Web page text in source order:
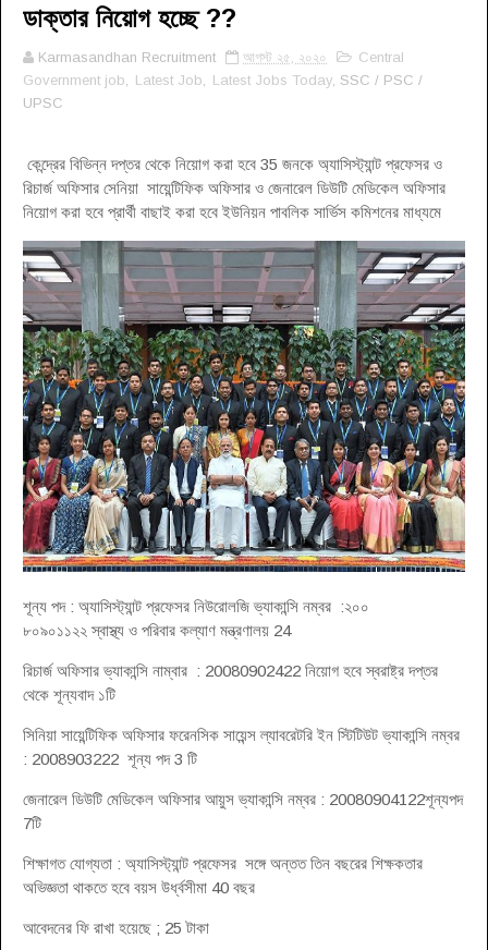
ডাক্তার নিয়োগ হচ্ছে ??
Karmasandhan Recruitment আগস্ট ২৫, ২০২০
Central
Government job
Latest Job Latest Jobs Today , SSC / PSC /
UPSC
কেন্দ্রের বিভিন্ন দপ্তর থেকে নিয়োগ করা হবে 35 জনকে অ্যাসিস্ট্যান্ট প্রফেসর ও
রিচার্জ অফিসার সেনিয়া সায়েন্টিফিক অফিসার ও জেনারেল ডিউটি মেডিকেল অফিসার
নিয়োগ করা হবে প্রার্থী বাছাই করা হবে ইউনিয়ন পাবলিক সার্ভিস কমিশনের মাধ্যমে
শূন্য পদ : অ্যাসিস্ট্যান্ট প্রফেসর নিউরোলজি ভ্যাকান্সি নম্বর :২০০
৮০৯০১১২২ স্বাস্থ্য ও পরিবার কল্যাণ মন্ত্রণালয় 24
রিচার্জ অফিসার ভ্যাকান্সি নাম্বার : 20080902422 নিয়োগ হবে স্বরাষ্ট্র দপ্তর
থেকে শূন্যবাদ ১টি
সিনিয়া সায়েন্টিফিক অফিসার ফরেনসিক সায়েন্স ল্যাবরেটরি ইন স্টিটিউট ভ্যাকান্সি নম্বর
: 2008903222 শূন্য পদ 3 টি
জেনারেল ডিউটি মেডিকেল অফিসার আয়ুস ভ্যাকান্সি নম্বর : 20080904122শূন্যপদ
7টি
শিক্ষাগত যোগ্যতা : অ্যাসিস্ট্যান্ট প্রফেসর সঙ্গে অন্তত তিন বছরের শিক্ষকতার
অভিজ্ঞতা থাকতে হবে বয়স উর্ধ্বসীমা 40 বছর
আবেদনের ফি রাখা হয়েছে ; 25 টাকা